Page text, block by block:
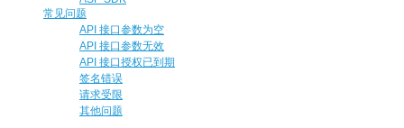
常见问题
API 接口参数为空
API 接口参数无效
API 接口授权已到期
签名错误
请求受限
其他问题